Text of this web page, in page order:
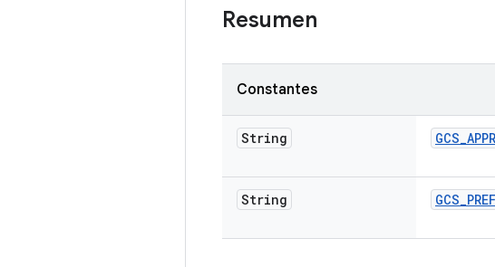
Resumen
Constantes
String GCS_
String GCS_